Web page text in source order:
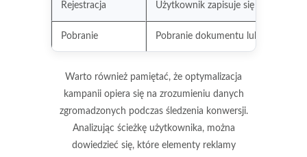
Rejestracja Użytkownik zapisuje się na
Pobranie Pobranie dokumentu lub aplikacji
Warto również pamiętać, że optymalizacja
kampanii opiera się na zrozumieniu danych
zgromadzonych podczas śledzenia konwersji.
Analizując ścieżkę użytkownika, można
dowiedzieć się, które elementy reklamy